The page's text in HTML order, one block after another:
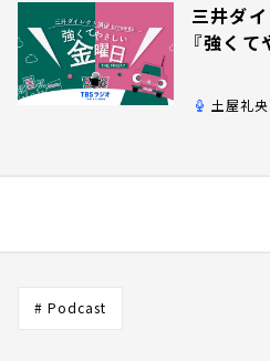
三井ダ
『強く
土屋礼央
# Podcast